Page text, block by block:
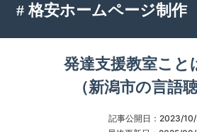
# 格安ホームページ制作
発達支援教室こと
（新潟市の言語
記事公開日： 2023/